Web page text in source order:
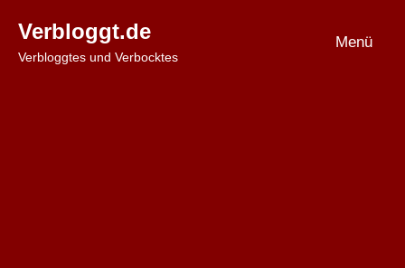
Inhalt
springen
Verbloggt.de
Verbloggtes und Verbocktes
Menü